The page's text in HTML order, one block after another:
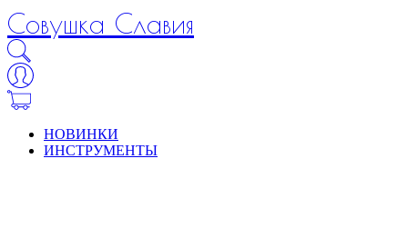
Совушка Славия
НОВИНКИ
ИНСТРУМЕНТЫ